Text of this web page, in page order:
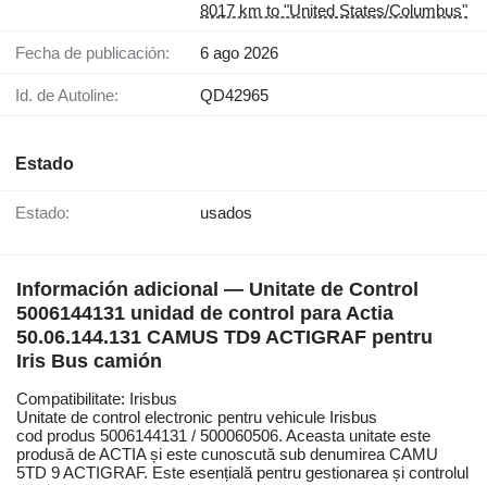
8017 km to "United States/Columbus"
Fecha de publicación: 6 ago 2026
Id. de Autoline: QD42965
Estado
Estado: usados
Información adicional — Unitate de Control
5006144131 unidad de control para Actia
50.06.144.131 CAMUS TD9 ACTIGRAF pentru
Iris Bus camión
Compatibilitate: Irisbus
Unitate de control electronic pentru vehicule Irisbus
cod produs 5006144131 / 500060506. Aceasta unitate este
produsă de ACTIA și este cunoscută sub denumirea CAMU
5TD 9 ACTIGRAF. Este esențială pentru gestionarea și controlul